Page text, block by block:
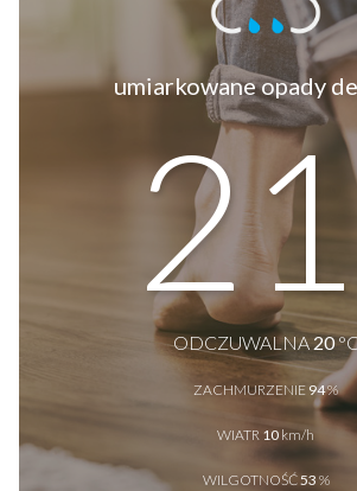
umiarkowane opady
21
ODCZUWALNA20
ZACHMURZENIE 94%
WIATR 10 km/h
WILGOTNOŚĆ53 %